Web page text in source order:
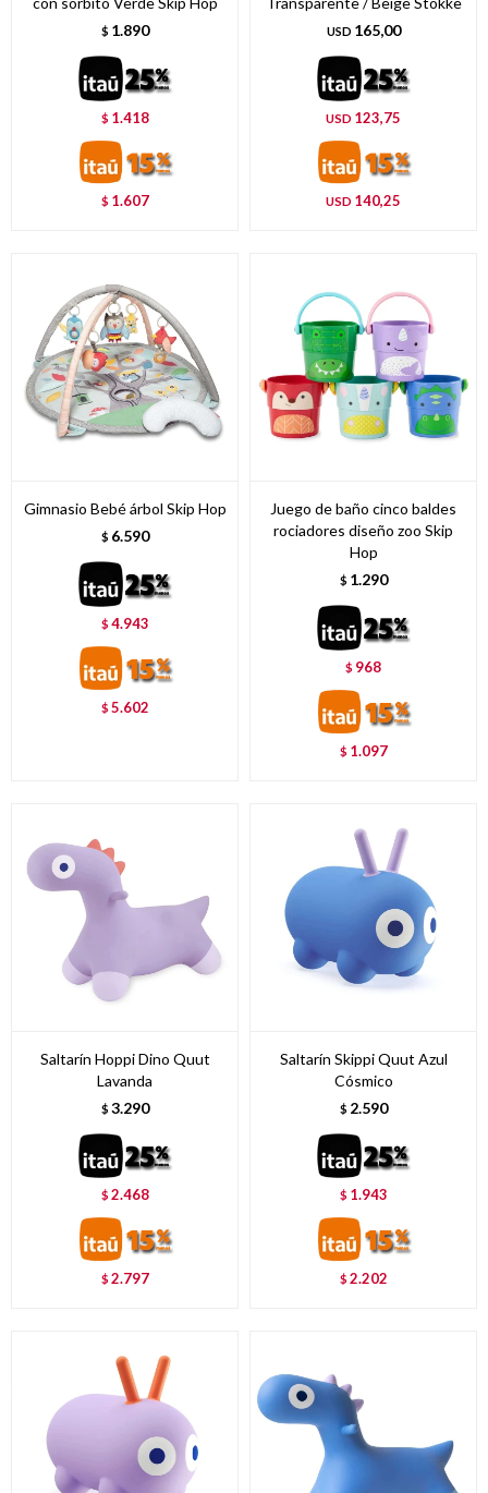
$ 1.890
$ 1.418
$ 1.607
USD 165,00
USD 123,75
USD 140,25
Gimnasio Bebé árbol Skip Hop
$ 6.590
$4.943
$5.602
Juego de baño cinco baldes
rociadores diseño zoo Skip
Hop
$ 1.290
$ 968
$ 1.097
Saltarín Hoppi Dino Quut
Lavanda
$ 3.290
$2.468
$2.797
Saltarín Skippi Quut Azul
Cósmico
$ 2.590
$ 1.943
$2.202